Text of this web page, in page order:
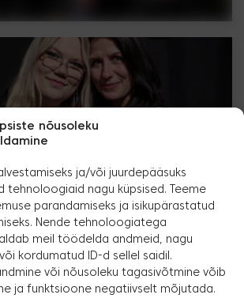
nõusoleku
ja/või juurdepääsuks
tehnoloogiaid nagu küpsised. Teeme
parandamiseks ja isikupärastatud
Nende tehnoloogiatega
meil töödelda andmeid, nagu
kordumatud ID-d sellel saidil.
või nõusoleku tagasivõtmine võib
ja funktsioone negatiivselt mõjutada.